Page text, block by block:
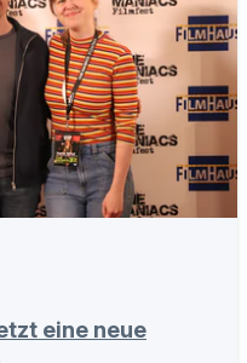
eine neue